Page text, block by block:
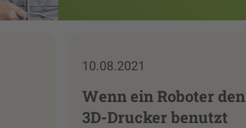
10.08.2021
Wenn ein Roboter den
3D-Drucker benutzt